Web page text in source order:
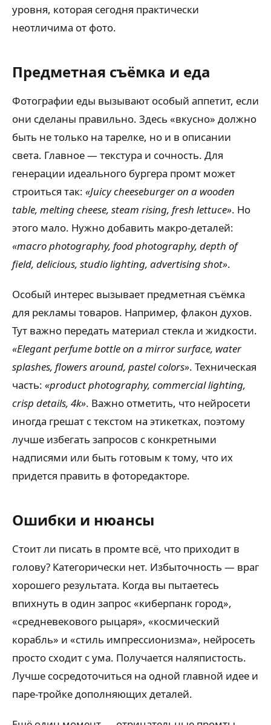
уровня, которая сегодня практически
неотличима от фото.
Предметная съёмка и еда
Фотографии еды вызывают особый аппетит, если
они сделаны правильно. Здесь «вкусно» должно
быть не только на тарелке, но и в описании
света. Главное — текстура и сочность. Для
генерации идеального бургера промт может
строиться так: «Juicy cheeseburger on a wooden
table, melting cheese, steam rising, fresh lettuce». Но
этого мало. Нужно добавить макро-деталей:
«macro photography, food photography, depth of
field, delicious, studio lighting, advertising shot».
Особый интерес вызывает предметная съёмка
для рекламы товаров. Например, флакон духов.
Тут важно передать материал стекла и жидкости.
«Elegant perfume bottle on a mirror surface, water
splashes, flowers around, pastel colors». Техническая
часть: «product photography, commercial lighting,
crisp details, 4k». Важно отметить, что нейросети
иногда грешат с текстом на этикетках, поэтому
лучше избегать запросов с конкретными
надписями или быть готовым к тому, что их
придется править в фоторедакторе.
Ошибки и нюансы
Стоит ли писать в промте всё, что приходит в
голову? Категорически нет. Избыточность — враг
хорошего результата. Когда вы пытаетесь
впихнуть в один запрос «киберпанк город»,
«средневекового рыцаря», «космический
корабль» и «стиль импрессионизма», нейросеть
просто сходит с ума. Получается наляпистость.
Лучше сосредоточиться на одной главной идее и
паре-тройке дополняющих деталей.